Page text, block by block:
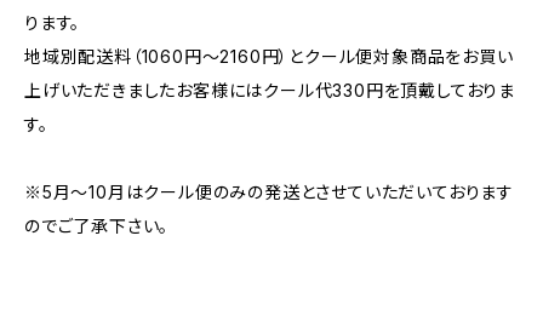
ります。
地域別配送料（1060円～2160円）とクール便対象商品をお買い
上げいただきましたお客様にはクール代330円を頂戴しておりま
す。
※5月～10月はクール便のみの発送とさせていただいております
のでご了承下さい。